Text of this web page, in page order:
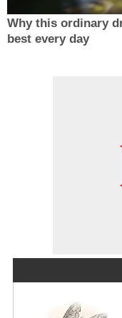
Why this ordinary
best every day